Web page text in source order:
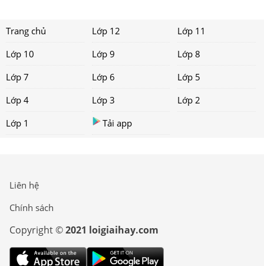
Trang chủ Lớp 12
Lớp 11
Lớp 10
Lớp 9
Lớp 8
Lớp 7
Lớp 6
Lớp 5
Lớp 4
Lớp 3
Lớp 2
Lớp 1
Tải app
Liên hệ
Chính sách
Copyright ©2021 loigiaihay.com